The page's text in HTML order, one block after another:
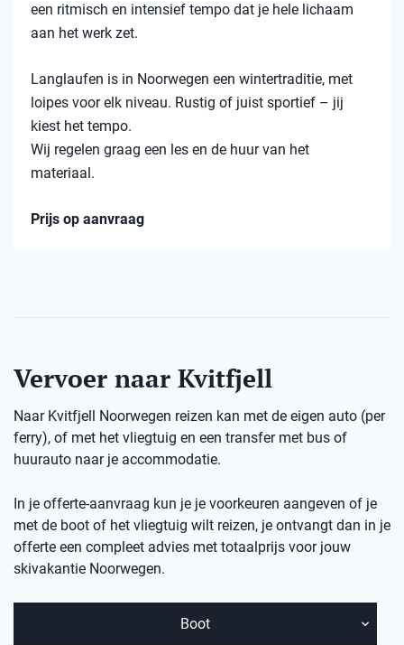
een ritmisch en intensief tempo dat je hele lichaam
aan het werk zet.
Langlaufen is in Noorwegen een wintertraditie, met
loipes voor elk niveau. Rustig of juist sportief – jij
kiest het tempo.
Wij regelen graag een les en de huur van het
materiaal.
Prijs op aanvraag
Vervoer naar Kvitfjell
Naar Kvitfjell Noorwegen reizen kan met de eigen auto (per
ferry), of met het vliegtuig en een transfer met bus of
huurauto naar je accommodatie.
In je offerte-aanvraag kun je je voorkeuren aangeven of je
met de boot of het vliegtuig wilt reizen, je ontvangt dan in je
offerte een compleet advies met totaalprijs voor jouw
skivakantie Noorwegen.
Boot